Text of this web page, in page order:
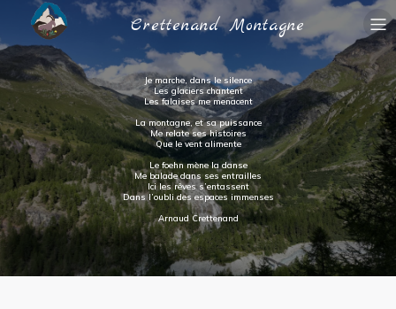
Crettenand Montagne
Je marche, dans le silence
Les glaciers chantent
Les falaises me menacent
La montagne, et sa puissance
Me relate ses histoires
Que le vent alimente
Le foehn mène la danse
Me balade dans ses entrailles
Ici les rêves s’entassent
Dans l’oubli des espaces immenses
Arnaud Crettenand